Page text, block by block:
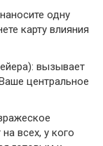
одну
карту влияния
вызывает
центральное
всех, у кого